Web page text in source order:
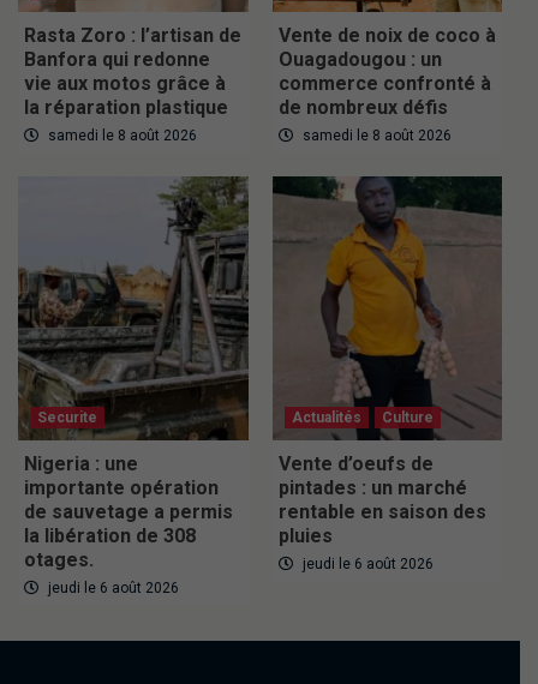
Rasta Zoro : l’artisan de
Banfora qui redonne
vie aux motos grâce à
la réparation plastique
samedi le 8 août 2026
Vente de noix de coco à
Ouagadougou : un
commerce confronté à
de nombreux défis
samedi le 8 août 2026
Securite
Nigeria : une
importante opération
de sauvetage a permis
la libération de 308
otages.
jeudi le 6 août 2026
Actualités Culture
Vente d’oeufs de
pintades : un marché
rentable en saison des
pluies
jeudi le 6 août 2026